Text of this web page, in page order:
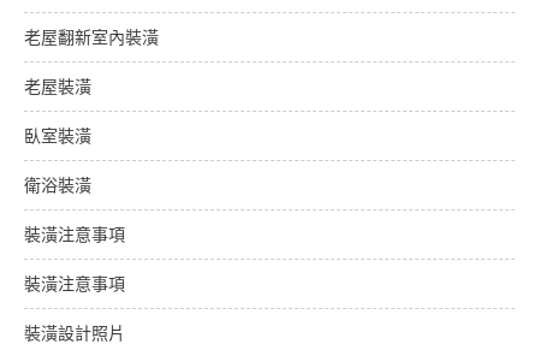
老屋翻新室內裝潢
老屋裝潢
臥室裝潢
衛浴裝潢
裝潢注意事項
裝潢注意事項
裝潢設計照片